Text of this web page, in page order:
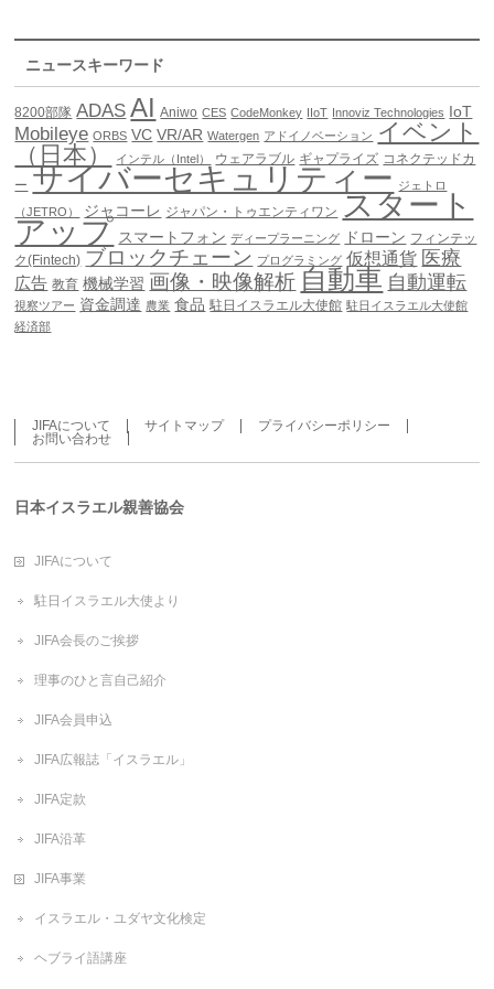
ニュースキーワード
8200部隊 ADAS AI Aniwo CES CodeMonkey IIoT Innoviz Technologies IoT
Mobileye ORBS VC VR/AR Watergen アドイノベーション イベント
（日本）
インテル（Intel） ウェアラブル ギャプライズ コネクテッドカ
ー サイバーセキュリティー ジェトロ
（JETRO）
ジャコーレ ジャパン・トゥエンティワン スタート
アップ スマートフォン ディープラーニング ドローン フィンテッ
ク(Fintech) ブロックチェーン プログラミング 仮想通貨 医療
広告 教育 機械学習 画像・映像解析 自動車 自動運転
視察ツアー 資金調達 農業 食品 駐日イスラエル大使館 駐日イスラエル大使館
経済部
JIFAについて サイトマップ
プライバシーポリシー
お問い合わせ
日本イスラエル親善協会
JIFAについて
駐日イスラエル大使より
JIFA会長のご挨拶
理事のひと言自己紹介
JIFA会員申込
JIFA広報誌「イスラエル」
JIFA定款
JIFA沿革
JIFA事業
イスラエル・ユダヤ文化検定
ヘブライ語講座